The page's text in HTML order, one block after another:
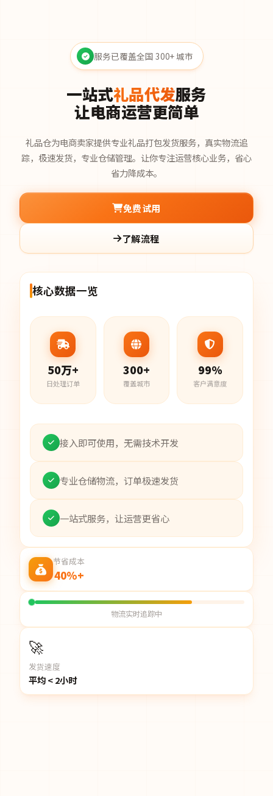
服务已覆盖全国 300+ 城市
一站式礼品代发服务
让电商运营更简单
礼品仓为电商卖家提供专业礼品打包发货服务，真实物流追
踪，极速发货，专业仓储管理。让你专注运营核心业务，省心
省力降成本。
免费试用
了解流程
核心数据一览
50万+
日处理订单
300+
覆盖城市
99%
客户满意度
接入即可使用，无需技术开发
专业仓储物流，订单极速发货
一站式服务，让运营更省心
节省成本
40%+
物流实时追踪中
🚀
发货速度
平均 < 2小时